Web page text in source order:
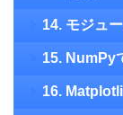
14. モジュ
15. NumPy
16.